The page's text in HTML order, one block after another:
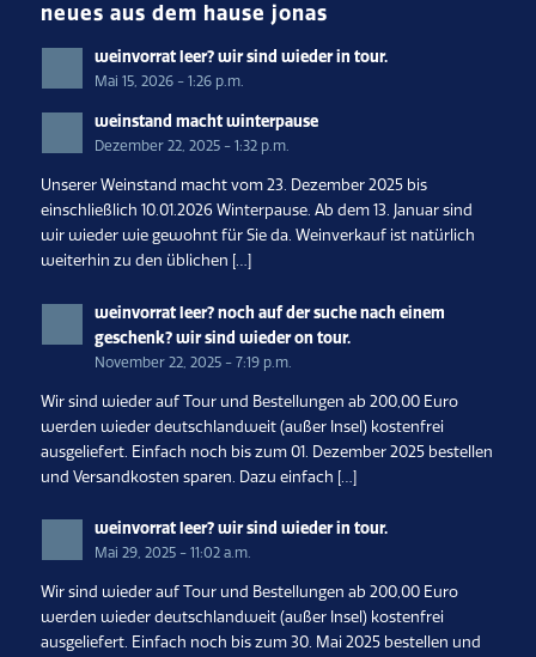
neues aus dem hause jonas
weinvorrat leer? wir sind wieder in tour.
Mai 15, 2026 - 1:26 p.m.
weinstand macht winterpause
Dezember 22, 2025 - 1:32 p.m.
Unserer Weinstand macht vom 23. Dezember 2025 bis
einschließlich 10.01.2026 Winterpause. Ab dem 13. Januar sind
wir wieder wie gewohnt für Sie da. Weinverkauf ist natürlich
weiterhin zu den üblichen […]
weinvorrat leer? noch auf der suche nach einem
geschenk? wir sind wieder on tour.
November 22, 2025 - 7:19 p.m.
Wir sind wieder auf Tour und Bestellungen ab 200,00 Euro
werden wieder deutschlandweit (außer Insel) kostenfrei
ausgeliefert. Einfach noch bis zum 01. Dezember 2025 bestellen
und Versandkosten sparen. Dazu einfach […]
weinvorrat leer? wir sind wieder in tour.
Mai 29, 2025 - 11:02 a.m.
Wir sind wieder auf Tour und Bestellungen ab 200,00 Euro
werden wieder deutschlandweit (außer Insel) kostenfrei
ausgeliefert. Einfach noch bis zum 30. Mai 2025 bestellen und